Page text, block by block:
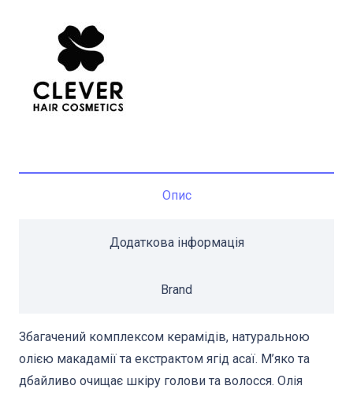
Макадамії
CLEVER
M-
use
мл
Опис
Додаткова інформація
Brand
Збагачений комплексом керамідів, натуральною
олією макадамії та екстрактом ягід асаї. М’яко та
дбайливо очищає шкіру голови та волосся. Олія